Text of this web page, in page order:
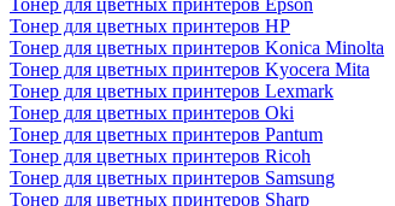
Тонер для цветных принтеров Epson
Тонер для цветных принтеров HP
Тонер для цветных принтеров Konica Minolta
Тонер для цветных принтеров Kyocera Mita
Тонер для цветных принтеров Lexmark
Тонер для цветных принтеров Oki
Тонер для цветных принтеров Pantum
Тонер для цветных принтеров Ricoh
Тонер для цветных принтеров Samsung
Тонер для цветных принтеров Sharp